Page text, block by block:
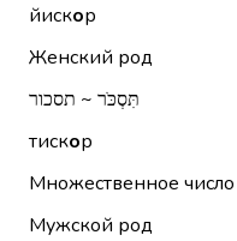
йискор
Женский род
תִּסְכֹּר ~ תסכור
тискор
Множественное число
Мужской род